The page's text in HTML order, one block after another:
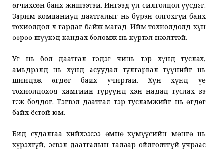
өгчихсөн байх жишээтэй. Ингээд үл ойлголцол үүсдэг.
Зарим компаниуд даатгалыг нь бүрэн олгохгүй байх
тохиолдол ч гардаг байж магад. Ийм тохиолдолд хүн
өөрөө шүүхэд хандах боломж нь хүртэл нээлттэй.
Уг нь бол даатгал гэдэг чинь тэр хүнд туслах,
амьдралд нь хүнд асуудал тулгарвал түүнийг нь
шийдэж өгдөг байх учиртай. Хүн хүнд үе
тохиолдоход хамгийн түрүүнд хэн надад туслах вэ
гэж боддог. Тэгвэл даатгал тэр тусламжийг нь өгдөг
байх ёстой юм.
Бид судалгаа хийхээсээ өмнө хүмүүсийн мөнгө нь
хүрэхгүй, эсвэл даатгалын талаар ойлголтгүй учраас